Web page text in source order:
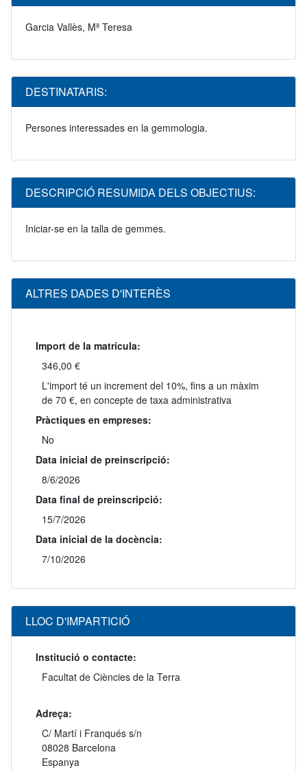
Garcia Vallès, Mª Teresa
DESTINATARIS:
Persones interessades en la gemmologia.
DESCRIPCIÓ RESUMIDA DELS OBJECTIUS:
Iniciar-se en la talla de gemmes.
ALTRES DADES D'INTERÈS
Import de la matrícula:
346,00 €
L'import té un increment del 10%, fins a un màxim
de 70 €, en concepte de taxa administrativa
Pràctiques en empreses:
No
Data inicial de preinscripció:
8/6/2026
Data final de preinscripció:
15/7/2026
Data inicial de la docència:
7/10/2026
LLOC D'IMPARTICIÓ
Institució o contacte:
Facultat de Ciències de la Terra
Adreça:
C/ Martí i Franqués s/n
08028 Barcelona
Espanya